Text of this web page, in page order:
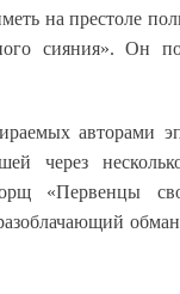
на престоле
сияния». Он
авторами
через
«Первенцы